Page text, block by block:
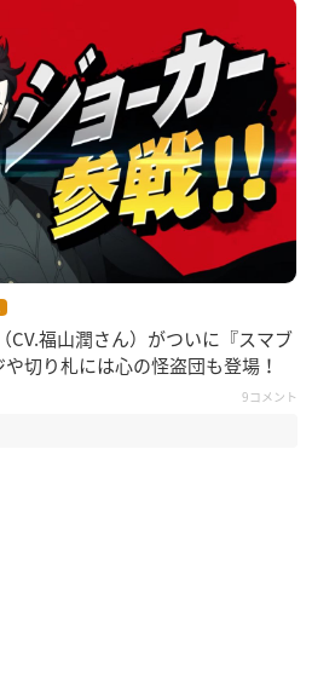
ティーへ〜 (@partyhunter_clb)
CV.福山潤さん）がついに『スマブ
切り札には心の怪盗団も登場！
9コメント